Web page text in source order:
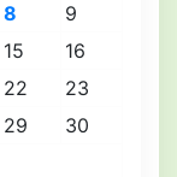
8
9
15
16
22
23
29
30